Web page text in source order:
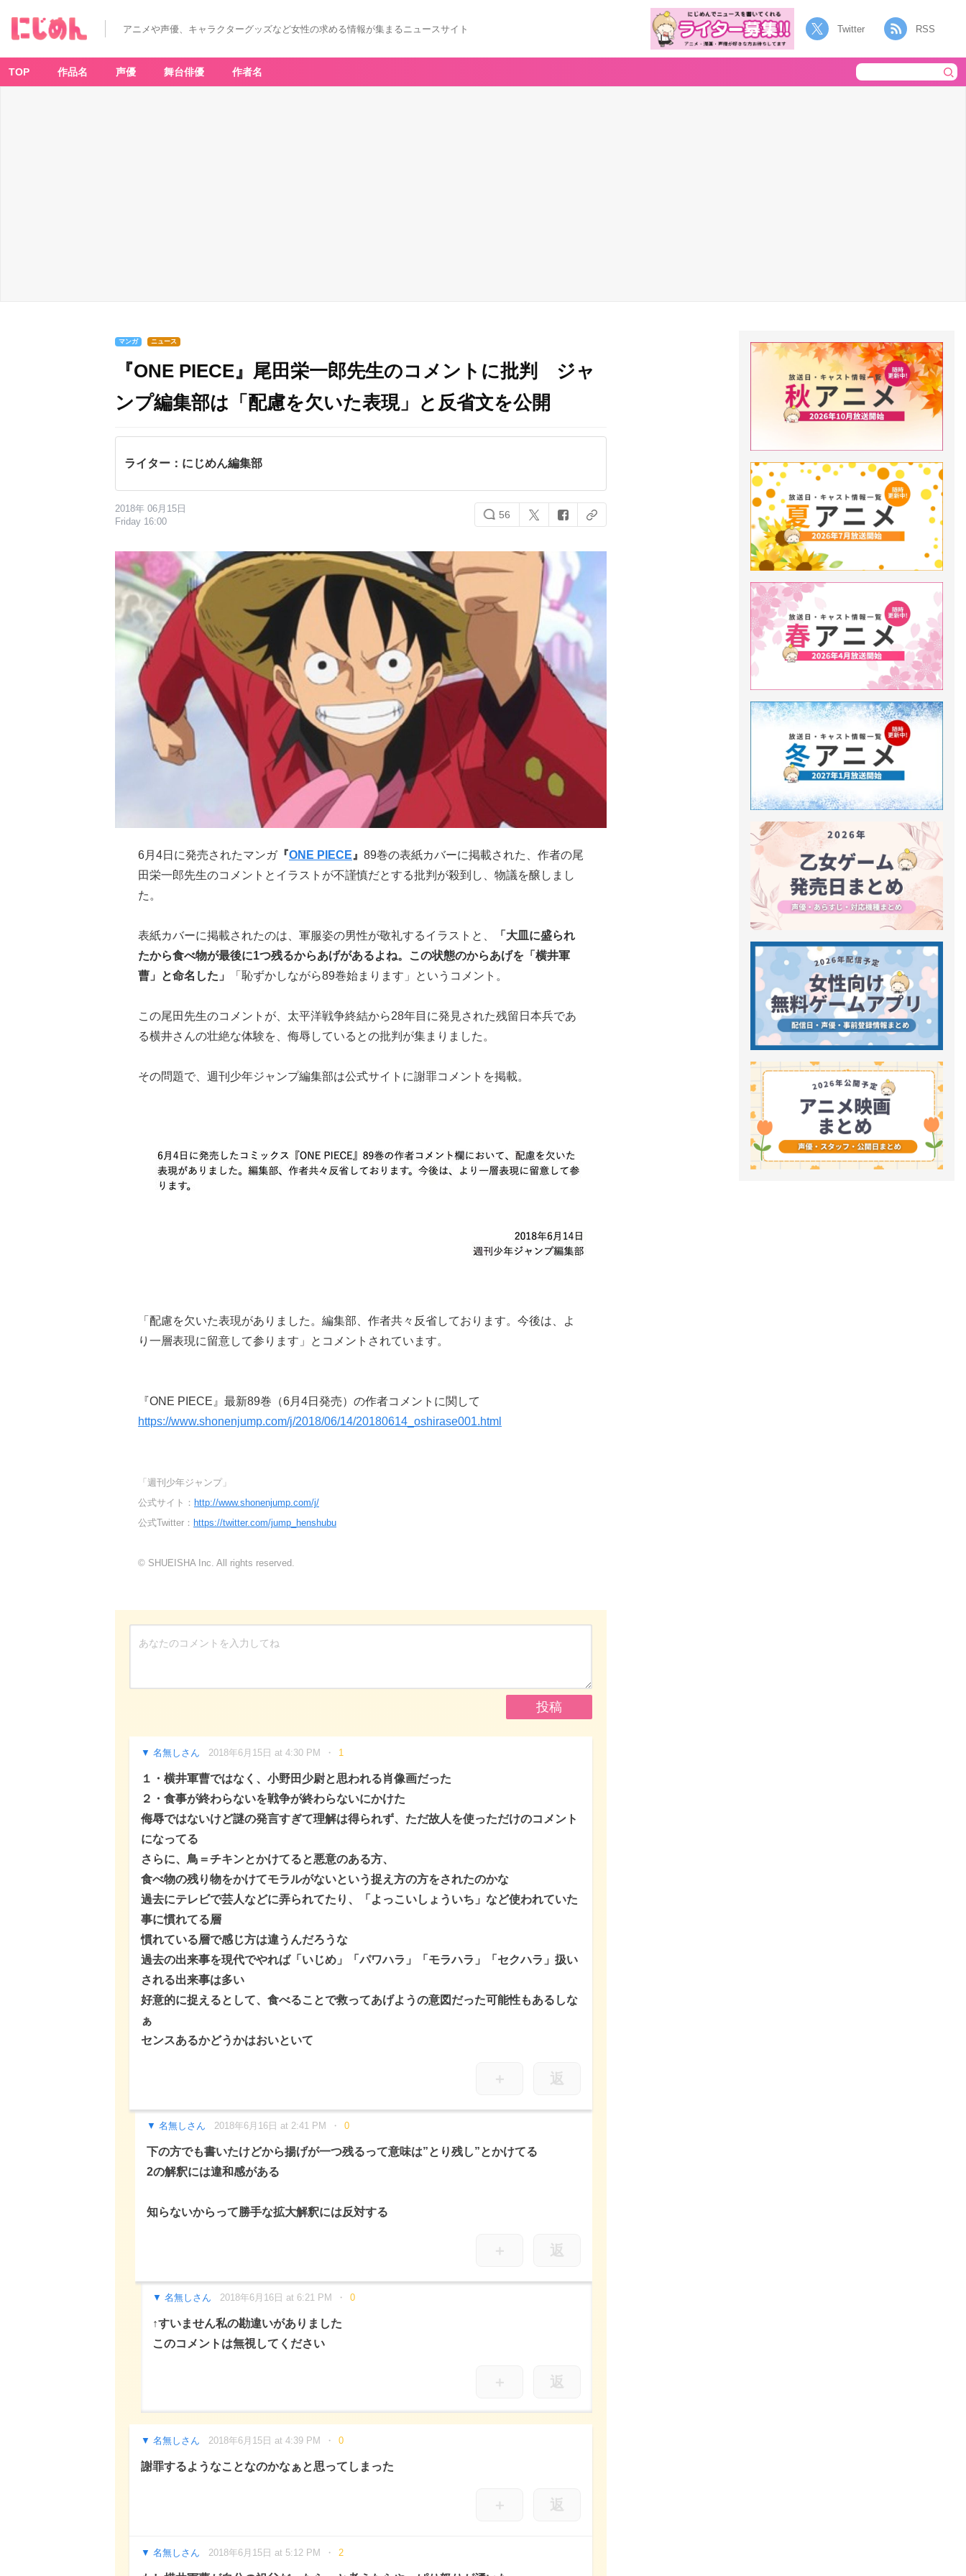
アニメや声優、キャラクターグッズなど女性の求める情報が集まるニュースサイト Twitter RSS
TOP 作品名 声優 舞台俳優 作者名
マンガ ニュース
『ONE PIECE』尾田栄一郎先生のコメントに批判 ジャ
ンプ編集部は「配慮を欠いた表現」と反省文を公開
ライター：にじめん編集部
2018年 06月15日
Friday 16:00
56
6月4日に発売されたマンガ『ONE PIECE 』 89巻の表紙カバーに掲載された、作者の尾
田栄一郎先生のコメントとイラストが不謹慎だとする批判が殺到し、物議を醸しまし
た。
表紙カバーに掲載されたのは、軍服姿の男性が敬礼するイラストと、 「 大皿に盛られ
たから食べ物が最後に1つ残るからあげがあるよね。この状態のからあげを「横井軍
曹」と命名した」
「恥ずかしながら89巻始まります」というコメント。
この尾田先生のコメントが、太平洋戦争終結から28年目に発見された残留日本兵であ
る横井さんの壮絶な体験を、侮辱しているとの批判が集まりました。
その問題で、週刊少年ジャンプ編集部は公式サイトに謝罪コメントを掲載。
「配慮を欠いた表現がありました。編集部、作者共々反省しております。今後は、よ
り一層表現に留意して参ります」とコメントされています。
『ONE PIECE』最新89巻（6月4日発売）の作者コメントに関して
https://www.shonenjump.com/j/2018/06/14/20180614_oshirase001.html
「週刊少年ジャンプ」
公式サイト： http://www.shonenjump.com/j/
公式Twitter： https://twitter.com/jump_henshubu
© SHUEISHA Inc. All rights reserved.
名無しさん 2018年6月15日 at 4:30 PM 1
１・横井軍曹ではなく、小野田少尉と思われる肖像画だった
２・食事が終わらないを戦争が終わらないにかけた
侮辱ではないけど謎の発言すぎて理解は得られず、ただ故人を使っただけのコメント
になってる
さらに、鳥＝チキンとかけてると悪意のある方、
食べ物の残り物をかけてモラルがないという捉え方の方をされたのかな
過去にテレビで芸人などに弄られてたり、「よっこいしょういち」など使われていた
事に慣れてる層
慣れている層で感じ方は違うんだろうな
過去の出来事を現代でやれば「いじめ」「パワハラ」「モラハラ」「セクハラ」扱い
される出来事は多い
好意的に捉えるとして、食べることで救ってあげようの意図だった可能性もあるしな
ぁ
センスあるかどうかはおいといて
＋ 返
名無しさん 2018年6月16日 at 2:41 PM 0
下の方でも書いたけどから揚げが一つ残るって意味は”とり残し”とかけてる
2の解釈には違和感がある
知らないからって勝手な拡大解釈には反対する
＋ 返
名無しさん 2018年6月16日 at 6:21 PM 0
↑すいません私の勘違いがありました
このコメントは無視してください
＋ 返
名無しさん 2018年6月15日 at 4:39 PM 0
謝罪するようなことなのかなぁと思ってしまった
＋ 返
名無しさん 2018年6月15日 at 5:12 PM 2